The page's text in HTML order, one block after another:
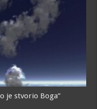
je stvorio Boga”